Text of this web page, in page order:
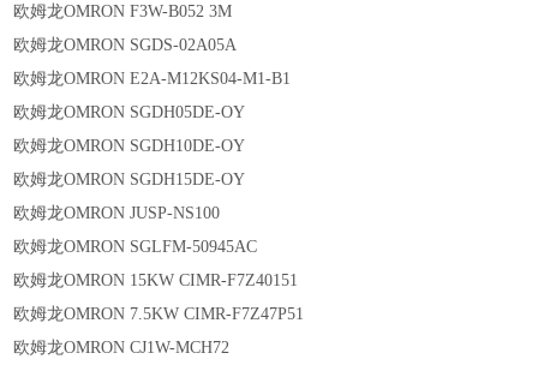
欧姆龙OMRON F3W-B052 3M
欧姆龙OMRON SGDS-02A05A
欧姆龙OMRON E2A-M12KS04-M1-B1
欧姆龙OMRON SGDH05DE-OY
欧姆龙OMRON SGDH10DE-OY
欧姆龙OMRON SGDH15DE-OY
欧姆龙OMRON JUSP-NS100
欧姆龙OMRON SGLFM-50945AC
欧姆龙OMRON 15KW CIMR-F7Z40151
欧姆龙OMRON 7.5KW CIMR-F7Z47P51
欧姆龙OMRON CJ1W-MCH72